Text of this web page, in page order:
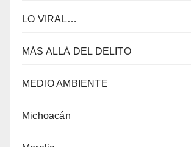
LO VIRAL…
MÁS ALLÁ DEL DELITO
MEDIO AMBIENTE
Michoacán